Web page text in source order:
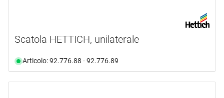
Scatola HETTICH, unilaterale
Articolo: 92.776.88 - 92.776.89